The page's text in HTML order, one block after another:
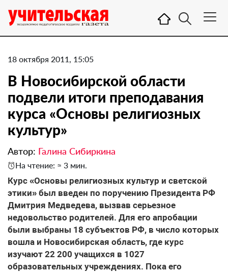
18 октября 2011, 15:05
В Новосибирской области
подвели итоги преподавания
курса «Основы религиозных
культур»
Автор: Галина Сибиркина
На чтение: ≈ 3 мин.
Курс «Основы религиозных культур и светской
этики» был введен по поручению Президента РФ
Дмитрия Медведева, вызвав серьезное
недовольство родителей. Для его апробации
были выбраны 18 субъектов РФ, в число которых
вошла и Новосибирская область, где курс
изучают 22 200 учащихся в 1027
образовательных учреждениях. Пока его